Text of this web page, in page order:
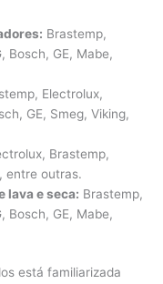
Brastemp,
Bosch, GE, Mabe,
Electrolux,
GE, Smeg, Viking,
Brastemp,
entre outras.
lava e seca: Brastemp,
Bosch, GE, Mabe,
está familiarizada